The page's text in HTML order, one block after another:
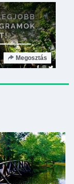
Megosztás